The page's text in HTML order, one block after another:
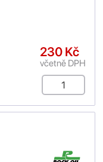
230 Kč
včetně DPH